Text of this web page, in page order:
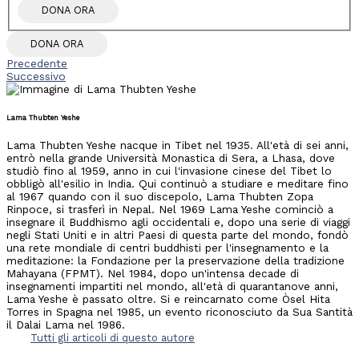
DONA ORA
Precedente
Successivo
Lama Thubten Yeshe
Lama Thubten Yeshe nacque in Tibet nel 1935. All'età di sei anni,
entrò nella grande Università Monastica di Sera, a Lhasa, dove
studiò fino al 1959, anno in cui l'invasione cinese del Tibet lo
obbligò all'esilio in India. Qui continuò a studiare e meditare fino
al 1967 quando con il suo discepolo, Lama Thubten Zopa
Rinpoce, si trasferì in Nepal. Nel 1969 Lama Yeshe cominciò a
insegnare il Buddhismo agli occidentali e, dopo una serie di viaggi
negli Stati Uniti e in altri Paesi di questa parte del mondo, fondò
una rete mondiale di centri buddhisti per l'insegnamento e la
meditazione: la Fondazione per la preservazione della tradizione
Mahayana (FPMT). Nel 1984, dopo un'intensa decade di
insegnamenti impartiti nel mondo, all'età di quarantanove anni,
Lama Yeshe è passato oltre. Si e reincarnato come Òsel Hita
Torres in Spagna nel 1985, un evento riconosciuto da Sua Santità
il Dalai Lama nel 1986.
Tutti gli articoli di questo autore